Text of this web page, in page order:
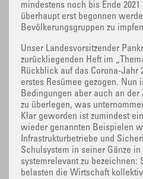
mindestens noch bis Ende
überhaupt erst begonnen
Bevölkerungsgruppen zu
Unser Landesvorsitzender
zurückliegenden Heft im
Rückblick auf das Corona-Jahr
erstes Resümee gezogen. Nun
Bedingungen aber auch an der
zu überlegen, was
Klar geworden ist zumindest
wieder genannten Beispielen
Infrastrukturbetriebe und
Schulsystem in seiner Gänze
systemrelevant zu bezeichnen:
belasten die Wirtschaft